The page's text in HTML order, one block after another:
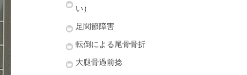
い）
足関節障害
転倒による尾骨骨折
大腿骨過前捻